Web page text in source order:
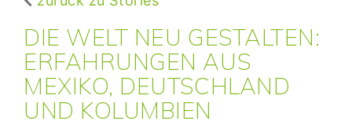
DIE WELT NEU GESTALTEN:
ERFAHRUNGEN AUS
MEXIKO, DEUTSCHLAND
UND KOLUMBIEN